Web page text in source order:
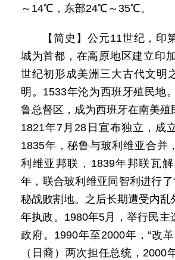
～14℃，东部24℃～35℃。
【简史】公元11世纪，印
城为首都，在高原地区建立印
世纪初形成美洲三大古代文
明。1533年沦为西班牙殖民地
鲁总督区，成为西班牙在南美殖
1821年7月28日宣布独立，成
1835年，秘鲁与玻利维亚合并
利维亚邦联，1839年邦联瓦
年，联合玻利维亚同智利进行了
秘战败割地。之后长期遭受内乱
年执政。1980年5月，举行民主
政府。1990年至2000年，“改
（日裔）两次担任总统，2000